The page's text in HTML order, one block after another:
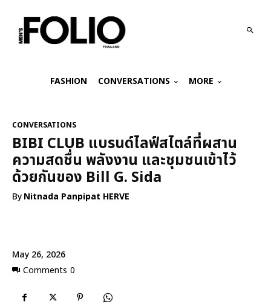
FASHION CONVERSATIONS MORE
May 26, 2026
Comments 0
CONVERSATIONS
BIBI CLUB แบรนด์ไลฟ์สไตล์ที่ผสาน
ความสดชื่น พลังงาน และชุมชนเข้าไว้
ด้วยกันของ Bill G. Sida
ByNitnada Panpipat HERVE